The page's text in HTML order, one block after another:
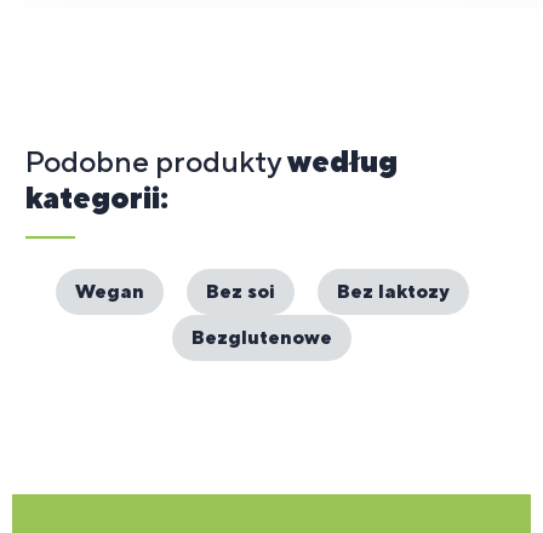
Podobne produktywedług
kategorii:
Wegan Bez soi
Bez laktozy
Bezglutenowe